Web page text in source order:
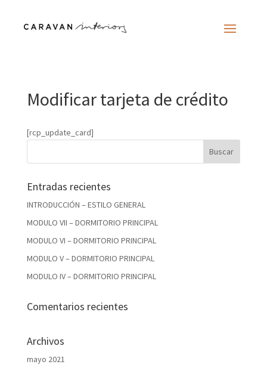
Modificar tarjeta de crédito
[rcp_update_card]
Entradas recientes
INTRODUCCIÓN – ESTILO GENERAL
MODULO VII – DORMITORIO PRINCIPAL
MODULO VI – DORMITORIO PRINCIPAL
MODULO V – DORMITORIO PRINCIPAL
MODULO IV – DORMITORIO PRINCIPAL
Comentarios recientes
Archivos
mayo 2021